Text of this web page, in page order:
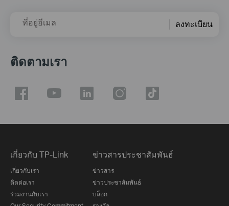
ที่อยู่อีเมล ลงทะเบียน
ติดตามเรา
เกี่ยวกับ TP-Link
เกี่ยวกับเรา
ติดต่อเรา
ร่วมงานกับเรา
ข่าวสารประชาสัมพันธ์
ข่าวสาร
ข่าวประชาสัมพันธ์
บล็อก